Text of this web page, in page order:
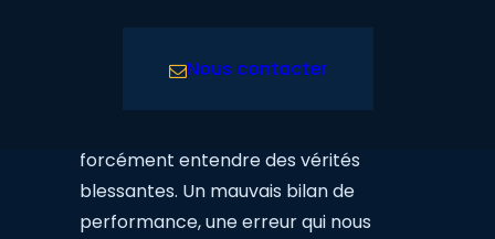
Nous contacter
forcément entendre des vérités
blessantes. Un mauvais bilan de
performance, une erreur qui nous